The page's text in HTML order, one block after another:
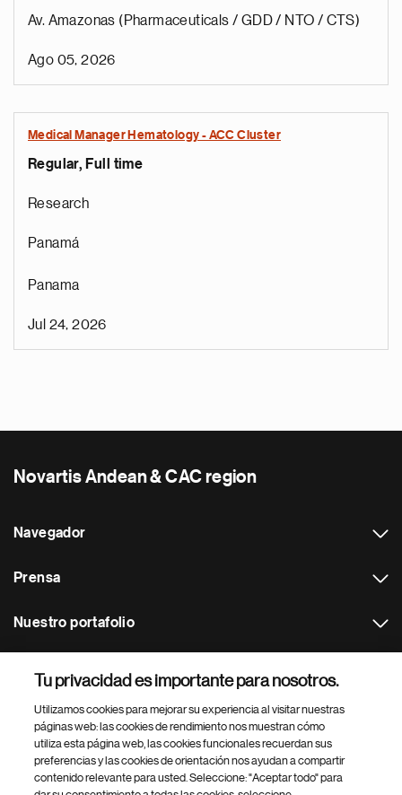
Av. Amazonas (Pharmaceuticals / GDD / NTO / CTS)
Ago 05, 2026
Medical Manager Hematology - ACC Cluster
Regular, Full time
Research
Panamá
Panama
Jul 24, 2026
Novartis Andean & CAC region
Navegador
Prensa
Nuestro portafolio
Footer Site Search
Tu privacidad es importante para nosotros.
Utilizamos cookies para mejorar su experiencia al visitar nuestras
páginas web: las cookies de rendimiento nos muestran cómo
utiliza esta página web, las cookies funcionales recuerdan sus
preferencias y las cookies de orientación nos ayudan a compartir
contenido relevante para usted. Seleccione: "Aceptar todo" para